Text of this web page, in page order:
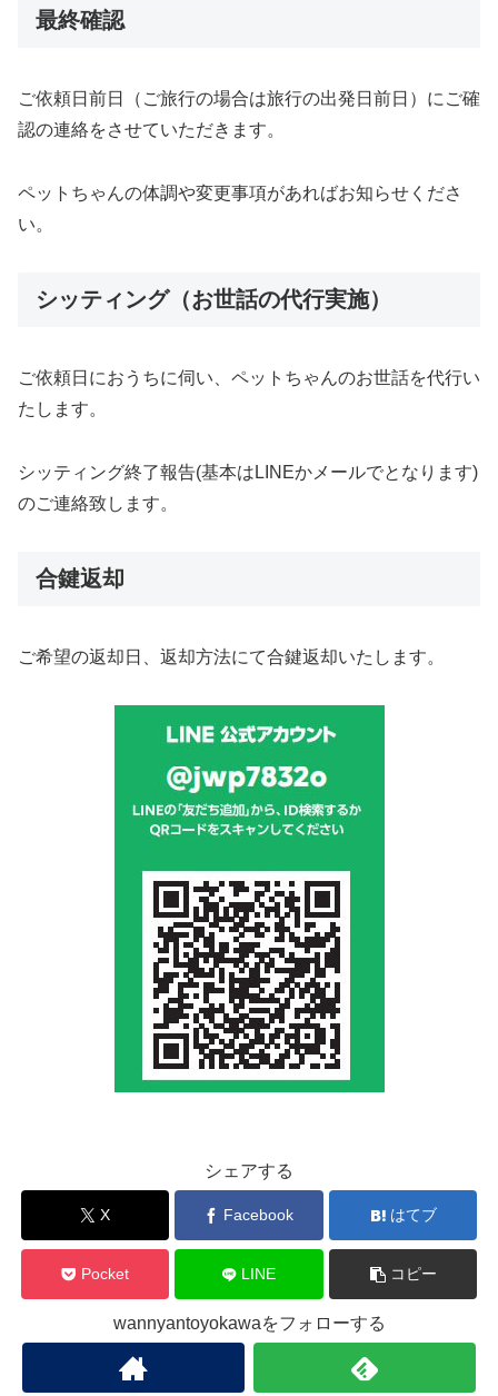
最終確認
ご依頼日前日（ご旅行の場合は旅行の出発日前日）にご確
認の連絡をさせていただきます。
ペットちゃんの体調や変更事項があればお知らせくださ
い。
シッティング（お世話の代行実施）
ご依頼日におうちに伺い、ペットちゃんのお世話を代行い
たします。
シッティング終了報告(基本はLINEかメールでとなります)
のご連絡致します。
合鍵返却
ご希望の返却日、返却方法にて合鍵返却いたします。
シェアする
X Facebook はてブ
Pocket LINE コピー
wannyantoyokawaをフォローする